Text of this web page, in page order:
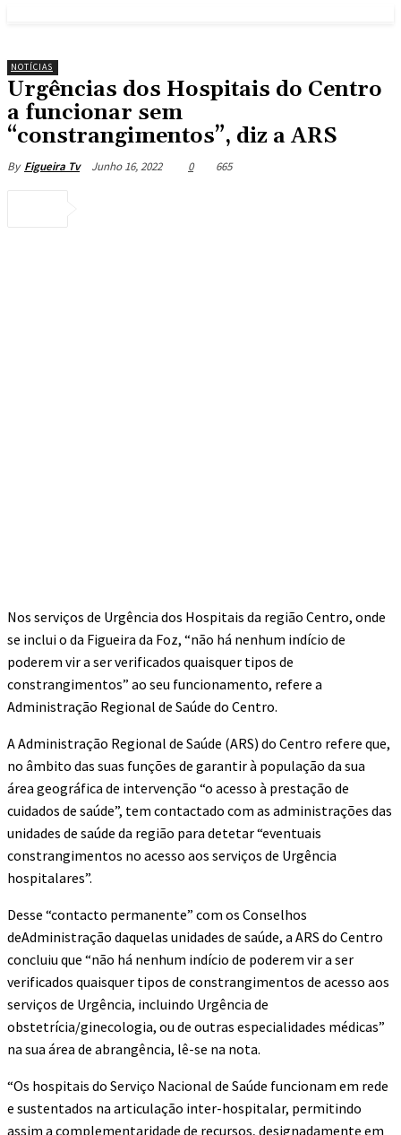
NOTÍCIAS
Urgências dos Hospitais do Centro
a funcionar sem
“constrangimentos”, diz a ARS
By Figueira Tv Junho 16, 2022 0 665
Nos serviços de Urgência dos Hospitais da região Centro, onde
se inclui o da Figueira da Foz, “não há nenhum indício de
poderem vir a ser verificados quaisquer tipos de
constrangimentos” ao seu funcionamento, refere a
Administração Regional de Saúde do Centro.
A Administração Regional de Saúde (ARS) do Centro refere que,
no âmbito das suas funções de garantir à população da sua
área geográfica de intervenção “o acesso à prestação de
cuidados de saúde”, tem contactado com as administrações das
unidades de saúde da região para detetar “eventuais
constrangimentos no acesso aos serviços de Urgência
hospitalares”.
Desse “contacto permanente” com os Conselhos
deAdministração daquelas unidades de saúde, a ARS do Centro
concluiu que “não há nenhum indício de poderem vir a ser
verificados quaisquer tipos de constrangimentos de acesso aos
serviços de Urgência, incluindo Urgência de
obstetrícia/ginecologia, ou de outras especialidades médicas”
na sua área de abrangência, lê-se na nota.
“Os hospitais do Serviço Nacional de Saúde funcionam em rede
e sustentados na articulação inter-hospitalar, permitindo
assim a complementaridade de recursos, designadamente em